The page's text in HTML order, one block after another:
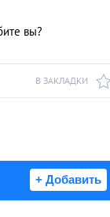
вы?
В ЗАКЛАДКИ
+ Добавить